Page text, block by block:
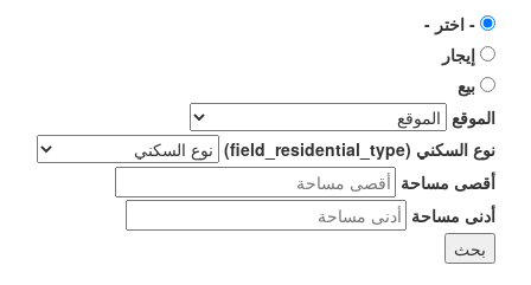
- اختر -
إيجار
بيع
الموقع
نوع السكني (field_residential_type)
أقصى مساحة
أدنى مساحة